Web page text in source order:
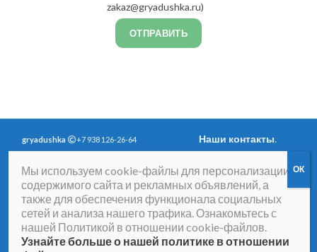
zakaz@gryadushka.ru)
gryadushka +7 938 126-26-64 Наши контакты.
конфиденциальности.
Согласие на получение
рассылки рекламно-
информационных
материалов
Договор-оферта
Согласие на обработку
Мы используем cookie-файлы для персонализации
содержимого сайта и рекламных объявлений, а
также для обеспечения функционала социальных
сетей и анализа нашего трафика. Ознакомьтесь с
нашей Политикой в отношении cookie-файлов.
Узнайте больше о нашей политике в отношении